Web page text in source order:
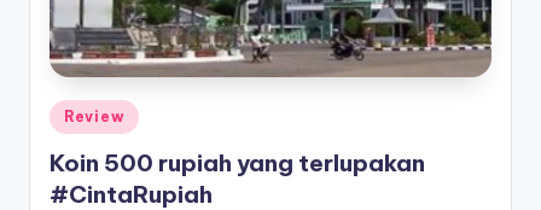
Posted
Review
Koin 500 rupiah yang terlupakan
#CintaRupiah